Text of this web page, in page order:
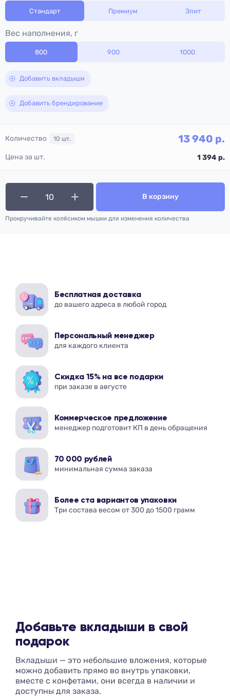
Стандарт Премиум Элит
Вес наполнения, г
800 900 1000
Добавить вкладыши
Добавить брендирование
Количество 10 шт. 13 940 р.
Цена за шт. 1 394 р.
В корзину
Прокручивайте колёсиком мышки для изменения количества
Бесплатная доставка
до вашего адреса в любой город
Персональный менеджер
для каждого клиента
Скидка 15% на все подарки
при заказе в августе
Коммерческое предложение
менеджер подготовит КП в день обращения
70 000 рублей
минимальная сумма заказа
Более ста вариантов упаковки
Три состава весом от 300 до 1500 грамм
Добавьте вкладыши в свой
подарок
Вкладыши — это небольшие вложения, которые
можно добавить прямо во внутрь упаковки,
вместе с конфетами, они всегда в наличии и
доступны для заказа.